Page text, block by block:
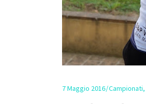
7 Maggio 2016 Campionati,